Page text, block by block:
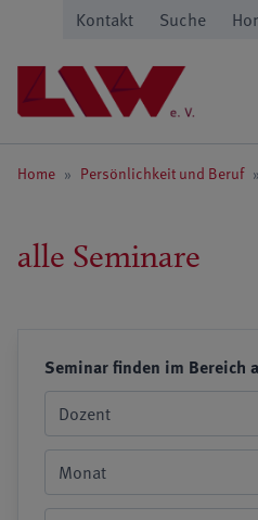
Kontakt Suche
Home » Persönlichkeit und Beruf »
alle Seminare
Seminar finden im Bereich